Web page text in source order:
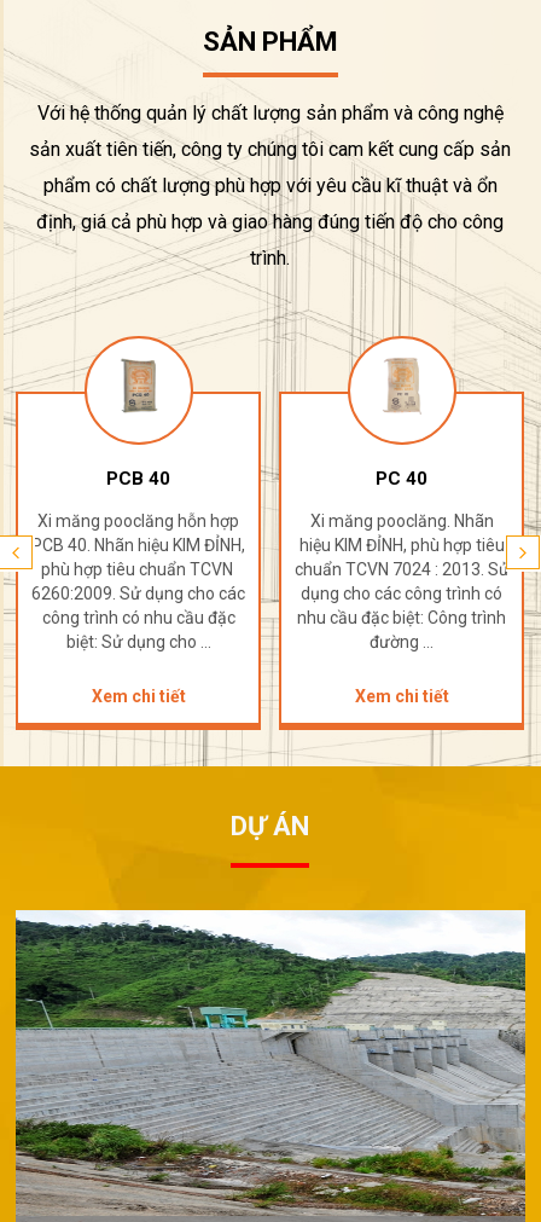
SẢN PHẨM
Với hệ thống quản lý chất lượng sản phẩm và công nghệ
sản xuất tiên tiến, công ty chúng tôi cam kết cung cấp sản
phẩm có chất lượng phù hợp với yêu cầu kĩ thuật và ổn
định, giá cả phù hợp và giao hàng đúng tiến độ cho công
trình.
PC 40
Xi măng pooclăng. Nhãn
hiệu KIM ĐỈNH, phù hợp tiêu
chuẩn TCVN 7024 : 2013. Sử
dụng cho các công trình có
nhu cầu đặc biệt: Công trình
đường ...
Xem chi tiết
PC 50
Xi măng pooclăng. Nhãn
hiệu KIM ĐỈNH, phù hợp tiêu
chuẩn TCVN 2682 : 2009. Sử
dụng cho các công trình có
nhu cầu đặc biệt: Công trình
đường ...
Xem chi tiết
DỰ ÁN